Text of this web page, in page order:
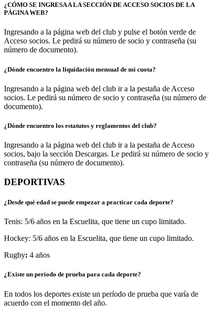
¿CÓMO SE INGRESA A LA SECCIÓN DE ACCESO SOCIOS DE LA
PÁGINA WEB?
Ingresando a la página web del club y pulse el botón verde de
Acceso socios. Le pedirá su número de socio y contraseña (su
número de documento).
¿Dónde encuentro la liquidación mensual de mi cuota?
Ingresando a la página web del club ir a la pestaña de Acceso
socios. Le pedirá su número de socio y contraseña (su número de
documento).
¿Dónde encuentro los estatutos y reglamentos del club?
Ingresando a la página web del club ir a la pestaña de Acceso
socios, bajo la sección Descargas. Le pedirá su número de socio y
contraseña (su número de documento).
DEPORTIVAS
¿Desde qué edad se puede empezar a practicar cada deporte?
Tenis: 5/6 años en la Escuelita, que tiene un cupo limitado.
Hockey: 5/6 años en la Escuelita, que tiene un cupo limitado.
Rugby: 4 años
¿Existe un período de prueba para cada deporte?
En todos los deportes existe un período de prueba que varía de
acuerdo con el momento del año.